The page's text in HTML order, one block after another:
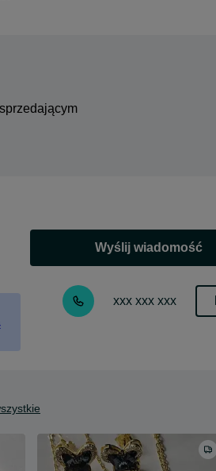
Wyślij wiadomość
xxx xxx xxx